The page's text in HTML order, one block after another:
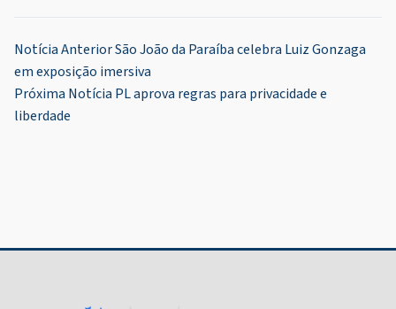
Navegação
de
Post
Notícia AnteriorSão João da Paraíba celebra Luiz Gonzaga
em exposição imersiva
Próxima Notícia PL aprova regras para privacidade e
liberdade